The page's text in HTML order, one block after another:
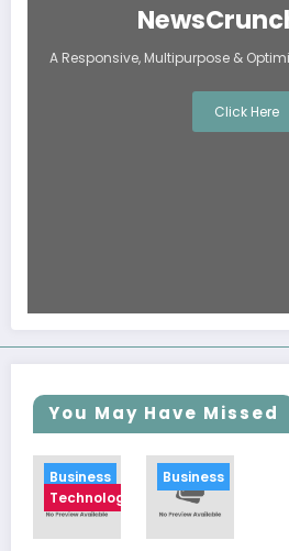
A Responsive, Multipurpose &
Click Here
You May Have Missed
Business
Technology
Business